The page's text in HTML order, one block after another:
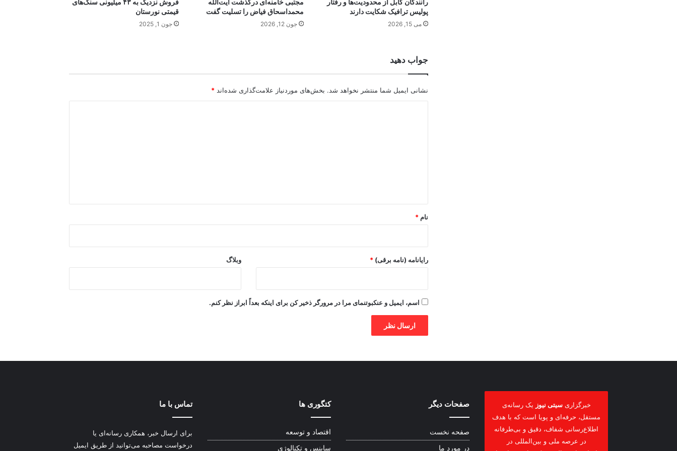
پولیس ترافیک شکایت دارند
می 15, 2026
محمداسحاق فیاض را تسلیت گفت
جون 12, 2026
قیمتی نورستان
جون 1, 2025
جواب دهید
نشانی ایمیل شما منتشر نخواهد شد. بخش‌های موردنیاز علامت‌گذاری شده‌اند *
نام *
رایانامه (نامه برقی) * وبلاگ
اسم، ایمیل و عنکبوتنمای مرا در مرورگر ذخیر کن برای اینکه بعداً ابراز نظر کنم.
خبرگزاریسیتی نیوز یک رسانه‌ی
مستقل، حرفه‌ای و پویا است که با هدف
اطلاع‌رسانی شفاف، دقیق و بی‌طرفانه
در عرصه ملی و بین‌المللی در
صفحات دیگر
صفحه نخست
در مورد ما
کتگوری ها
اقتصاد و توسعه
ساینس و تکنالوژی
تماس با ما
برای ارسال خبر، همکاری رسانه‌ای یا
درخواست مصاحبه می‌توانید از طریق ایمیل